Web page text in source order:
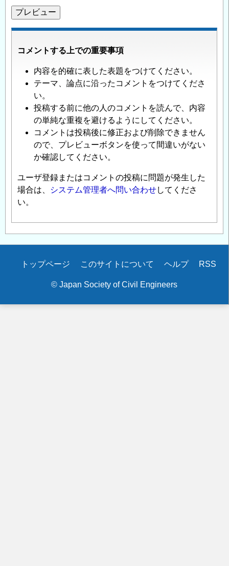
コメントする上での重要事項
内容を的確に表した表題をつけてください。
テーマ、論点に沿ったコメントをつけてくださ
い。
投稿する前に他の人のコメントを読んで、内容
の単純な重複を避けるようにしてください。
コメントは投稿後に修正および削除できません
ので、プレビューボタンを使って間違いがない
か確認してください。
ユーザ登録またはコメントの投稿に問題が発生した
場合は、
システム管理者へ問い合わせしてくださ
い。
Secondary
トップページ このサイトについて ヘルプ RSS
© Japan Society of Civil Engineers